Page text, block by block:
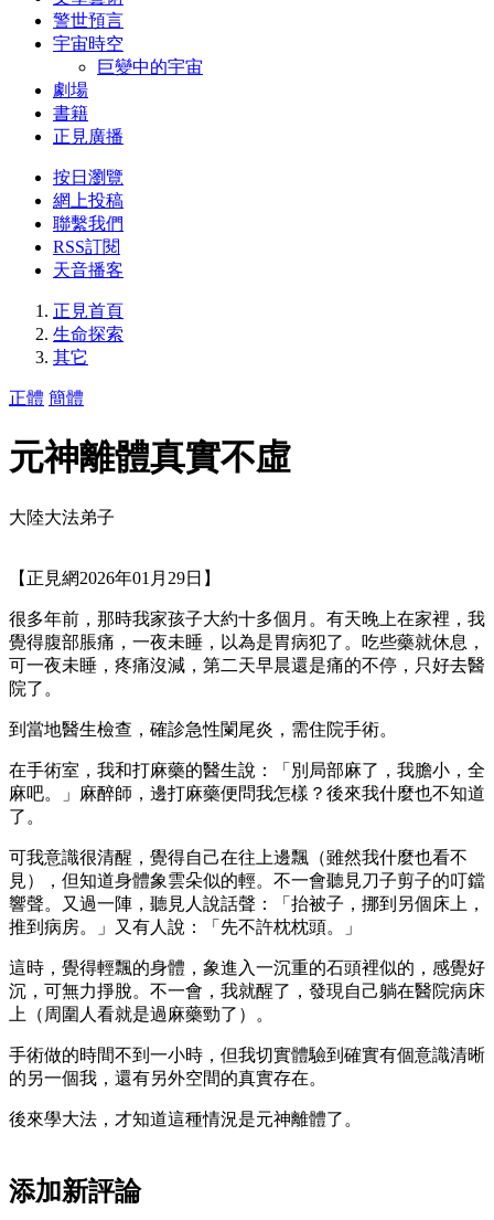
警世預言
宇宙時空
巨變中的宇宙
劇場
書籍
正見廣播
按日瀏覽
網上投稿
聯繫我們
RSS訂閱
天音播客
正見首頁
生命探索
其它
正體 簡體
元神離體真實不虛
大陸大法弟子
【正見網2026年01月29日】
很多年前，那時我家孩子大約十多個月。有天晚上在家裡，我
覺得腹部脹痛，一夜未睡，以為是胃病犯了。吃些藥就休息，
可一夜未睡，疼痛沒減，第二天早晨還是痛的不停，只好去醫
院了。
到當地醫生檢查，確診急性闌尾炎，需住院手術。
在手術室，我和打麻藥的醫生說：「別局部麻了，我膽小，全
麻吧。」麻醉師，邊打麻藥便問我怎樣？後來我什麼也不知道
了。
可我意識很清醒，覺得自己在往上邊飄（雖然我什麼也看不
見），但知道身體象雲朵似的輕。不一會聽見刀子剪子的叮鐺
響聲。又過一陣，聽見人說話聲：「抬被子，挪到另個床上，
推到病房。」又有人說：「先不許枕枕頭。」
這時，覺得輕飄的身體，象進入一沉重的石頭裡似的，感覺好
沉，可無力掙脫。不一會，我就醒了，發現自己躺在醫院病床
上（周圍人看就是過麻藥勁了）。
手術做的時間不到一小時，但我切實體驗到確實有個意識清晰
的另一個我，還有另外空間的真實存在。
後來學大法，才知道這種情況是元神離體了。
添加新評論